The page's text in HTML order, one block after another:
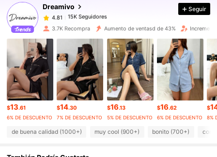
Dreamivo
4.81 15K Seguidores
4.81 15K Seguidores
15K Seguidores
4.81 15K Seguidores
4.81 15K Seguidores
4.81 15K Seguidores
4.81 15K Seguidores
Seguir
3.7K Recompra Aumento de ventasd de 43%
$13.61
6% DE DESCUENTO
$14.30
7% DE DESCUENTO
$16.13
5% DE DESCUENTO
$16.62
6% DE DESCUENTO
$
8%
de buena calidad (1000+) muy cool (900+) bonito (700+)